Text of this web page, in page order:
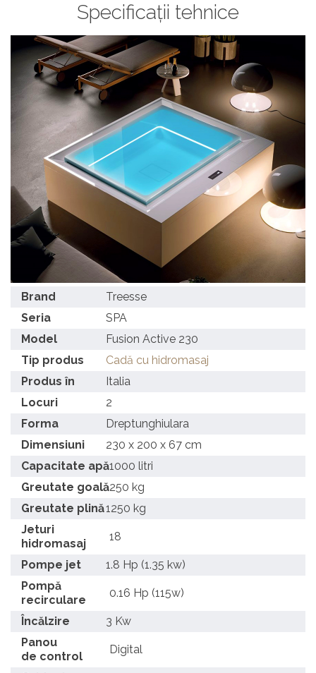
Specificații tehnice
Brand
Treesse
Seria
SPA
Model
Fusion Active 230
Tip produs
Cadă cu hidromasaj
Produs în
Italia
Locuri
2
Forma
Dreptunghiulara
Dimensiuni
230 x 200 x 67 cm
Capacitate apă1000 litri
Greutate goală250 kg
Greutate plină1250 kg
Jeturi
hidromasaj
18
Pompe jet
1.8 Hp (1.35 kw)
Pompă
recirculare
0.16 Hp (115w)
Încălzire
3 Kw
Panou
de control
Digital